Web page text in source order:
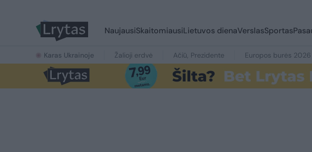
NaujausiSkaitomiausiLietuvos dienaVerslasSportas
Karas Ukrainoje Žalioji erdvė Ačiū, Prezidente Europos burės 2026